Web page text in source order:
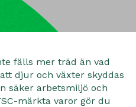
fälls mer träd än vad
djur och växter skyddas
säker arbetsmiljö och
märkta varor gör du